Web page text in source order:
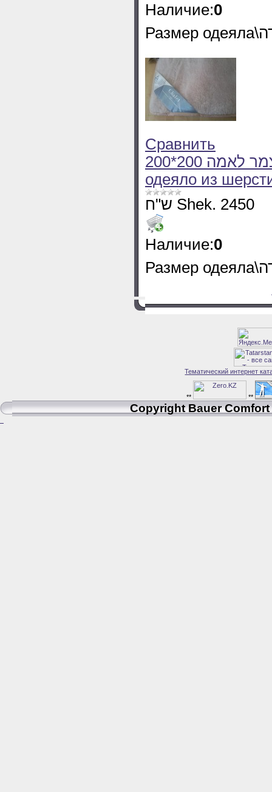
Наличие:0
Сравнить
200*200 שמיכה חורף זוגית מצמר לאמה Зимнее
одеяло из
ש"ח Shek. 2450
Наличие:0
Тематический интернет
** **
Copyright Bauer